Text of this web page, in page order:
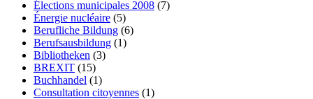
Élections municipales 2008 (7)
Énergie nucléaire (5)
Berufliche Bildung (6)
Berufsausbildung (1)
Bibliotheken (3)
BREXIT (15)
Buchhandel (1)
Consultation citoyennes (1)